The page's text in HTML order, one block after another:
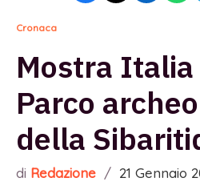
Cronaca
Mostra
Parco
della
di Redazione / 21 Gennaio